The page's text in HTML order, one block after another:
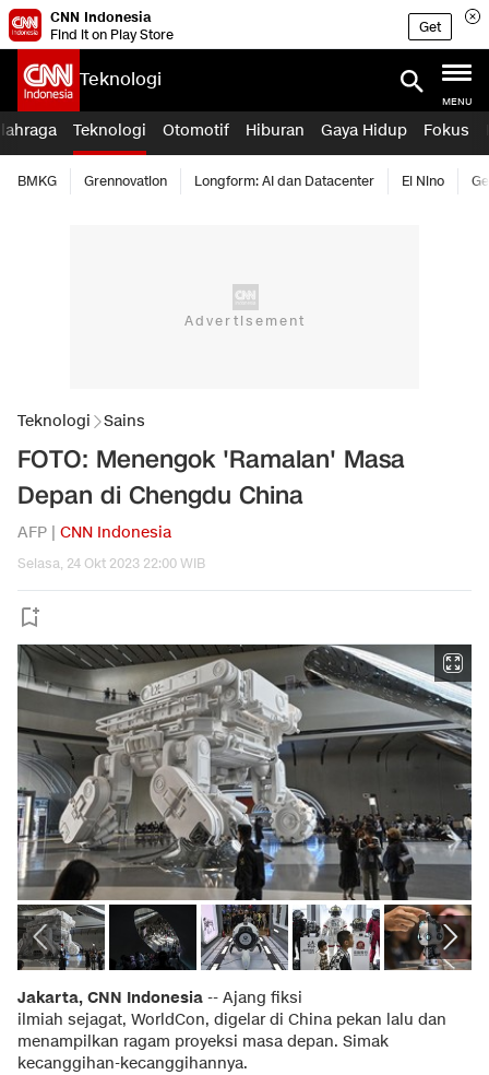
CNN Indonesia
Find it on Play Store
Get
Teknologi
MENU
Teknologi Otomotif Hiburan Gaya Hidup Fokus
BMKG Grennovation Longform: AI dan Datacenter El Nino
Teknologi Sains
FOTO: Menengok 'Ramalan' Masa
Depan di Chengdu China
AFP | CNN Indonesia
Selasa, 24 Okt 2023 22:00 WIB
Jakarta, CNN Indonesia -- Ajang fiksi
ilmiah sejagat, WorldCon, digelar di China pekan lalu dan
menampilkan ragam proyeksi masa depan. Simak
kecanggihan-kecanggihannya.